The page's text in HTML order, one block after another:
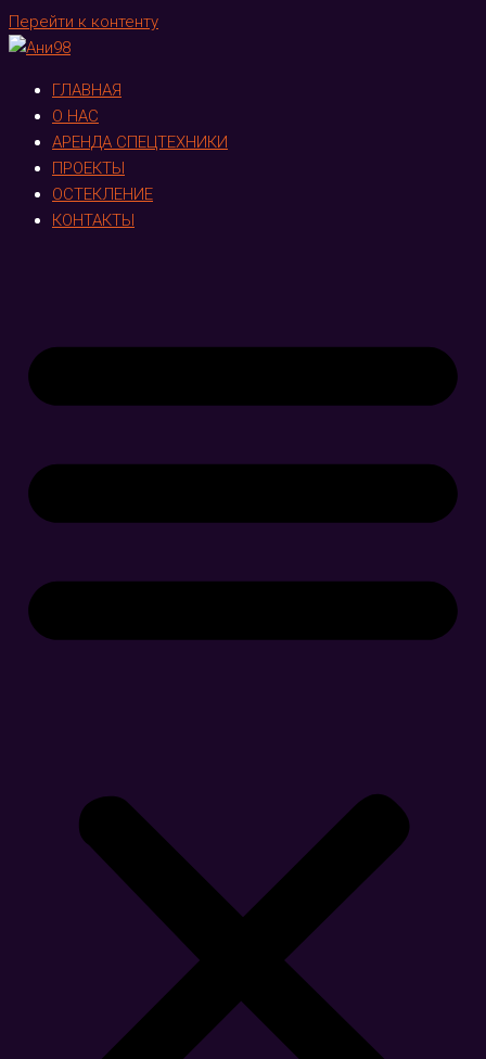
Перейти к контенту
ГЛАВНАЯ
О НАС
АРЕНДА СПЕЦТЕХНИКИ
ПРОЕКТЫ
ОСТЕКЛЕНИЕ
КОНТАКТЫ